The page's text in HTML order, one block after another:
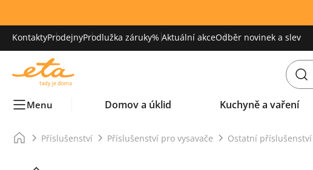
KontaktyProdejnyProdlužka záruky% Aktuální akceOdběr novinek a slev
Menu Domov a úklid Kuchyně a vaření
Příslušenství Příslušenství pro vysavače Ostatní příslušenství